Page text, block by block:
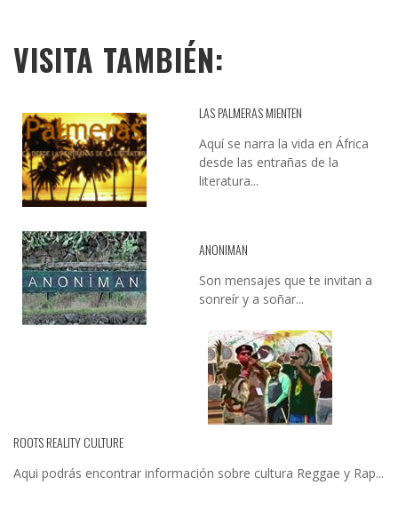
VISITA TAMBIÉN:
LAS PALMERAS MIENTEN
Aquí se narra la vida en África
desde las entrañas de la
literatura...
ANONIMAN
Son mensajes que te invitan a
sonreír y a soñar...
ROOTS REALITY CULTURE
Aqui podrás encontrar información sobre cultura Reggae y Rap...